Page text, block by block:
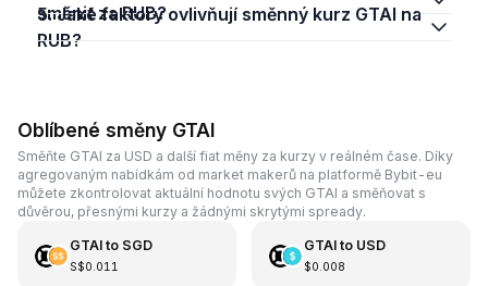
směnit za RUB?
5. Jaké faktory ovlivňují směnný kurz GTAI na
RUB?
Oblíbené směny GTAI
Směňte GTAI za USD a další fiat měny za kurzy v reálném čase. Díky
agregovaným nabídkám od market makerů na platformě Bybit-eu
můžete zkontrolovat aktuální hodnotu svých GTAI a směňovat s
důvěrou, přesnými kurzy a žádnými skrytými spready.
GTAIto SGD
S$0.011
GTAIto USD
$0.008